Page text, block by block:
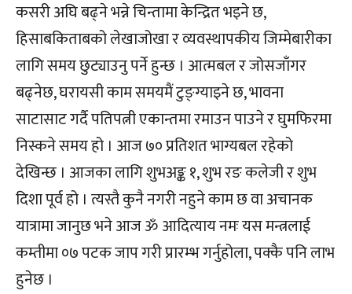
कसरी अघि बढ्ने भन्ने चिन्तामा केन्द्रित भइने छ,
हिसाबकिताबको लेखाजोखा र व्यवस्थापकीय जिम्मेबारीका
लागि समय छुट्याउनु पर्ने हुन्छ । आत्मबल र जोसजाँगर
बढ्नेछ, घरायसी काम समयमैं टुङ्ग्याइने छ, भावना
साटासाट गर्दै पतिपत्नी एकान्तमा रमाउन पाउने र घुमफिरमा
निस्कने समय हो । आज ७० प्रतिशत भाग्यबल रहेको
देखिन्छ । आजका लागि शुभअङ्क १, शुभ रङ कलेजी र शुभ
दिशा पूर्व हो । त्यस्तै कुनै नगरी नहुने काम छ वा अचानक
यात्रामा जानुछ भने आज ॐ आदित्याय नमः यस मन्त्रलाई
कम्तीमा ०७ पटक जाप गरी प्रारम्भ गर्नुहोला, पक्कै पनि लाभ
हुनेछ ।